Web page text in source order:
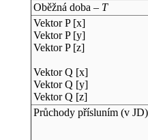
Oběžná doba – T
Vektor P [x]
Vektor P [y]
Vektor P [z]
Vektor Q [x]
Vektor Q [y]
Vektor Q [z]
Průchody přísluním (v JD)